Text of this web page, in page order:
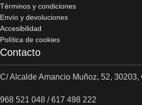
Términos y condiciones
Envío y devoluciones
Accesibilidad
Política de cookies
Contacto
C/ Alcalde Amancio Muñoz, 52, 30203,
968 521 048 / 617 498 222